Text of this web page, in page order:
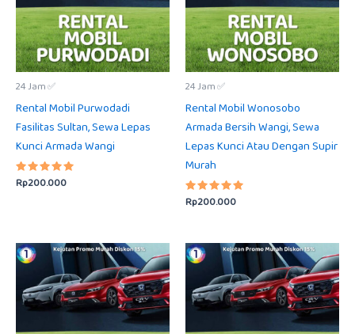
24 Jam ✅
Rental Mobil Purwodadi
Fasilitas Sultan, Sewa Lepas
Kunci Armada Wangi
Dinilai
5.00
Rp200.000
24 Jam ✅
Rental Mobil Wonosobo
Armada Bersih Wangi, Sewa
Lepas Kunci Atau Dengan Supir
Murah
Dinilai
5.00
Rp200.000